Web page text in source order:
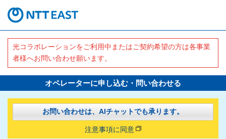
光コラボレーションをご利用中またはご契約希望の方は各事業
者様へお問い合わせ願います。
オペレーターに申し込む・問い合わせる
お問い合わせは、AIチャットでも承ります。
注意事項に同意